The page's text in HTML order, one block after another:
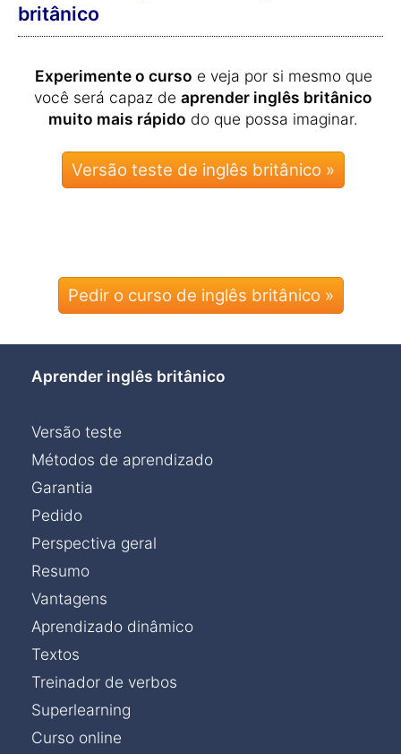
britânico
Experimente o curso e veja por si mesmo que
você será capaz de aprender inglês britânico
muito mais rápido do que possa imaginar.
Pedir o curso de inglês britânico »
Aprender inglês britânico
Versão teste
Métodos de aprendizado
Garantia
Pedido
Perspectiva geral
Resumo
Vantagens
Aprendizado dinâmico
Textos
Treinador de verbos
Superlearning
Curso online